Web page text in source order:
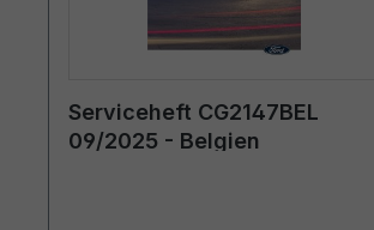
Serviceheft CG2147BEL
09/2025 - Belgien